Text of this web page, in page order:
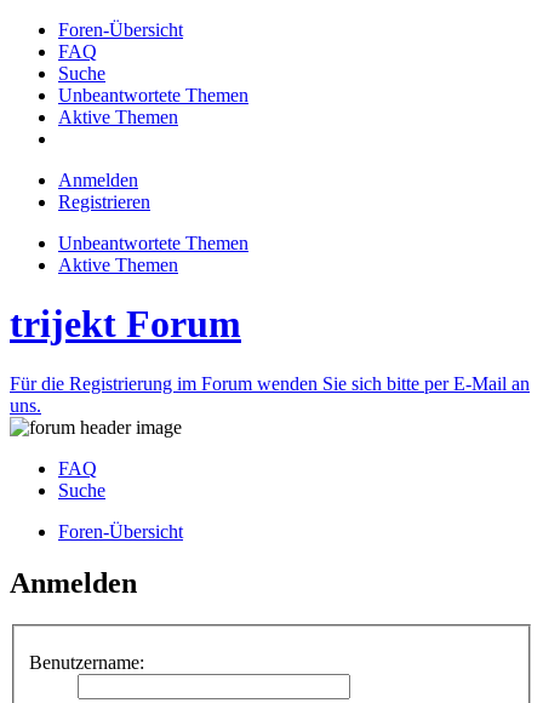
Foren-Übersicht
FAQ
Suche
Unbeantwortete Themen
Aktive Themen
Anmelden
Registrieren
Unbeantwortete Themen
Aktive Themen
trijekt Forum
Für die Registrierung im Forum wenden Sie sich bitte per E-Mail an
uns.
FAQ
Suche
Foren-Übersicht
Anmelden
Benutzername: